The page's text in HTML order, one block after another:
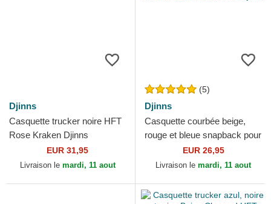
Djinns
Casquette trucker noire HFT
Rose Kraken Djinns
EUR 31,95
Livraison le mardi, 11 aout
(5)
Djinns
Casquette courbée beige,
rouge et bleue snapback pour
enfant Peace Pizza Food
Djinns
EUR 26,95
Livraison le mardi, 11 aout